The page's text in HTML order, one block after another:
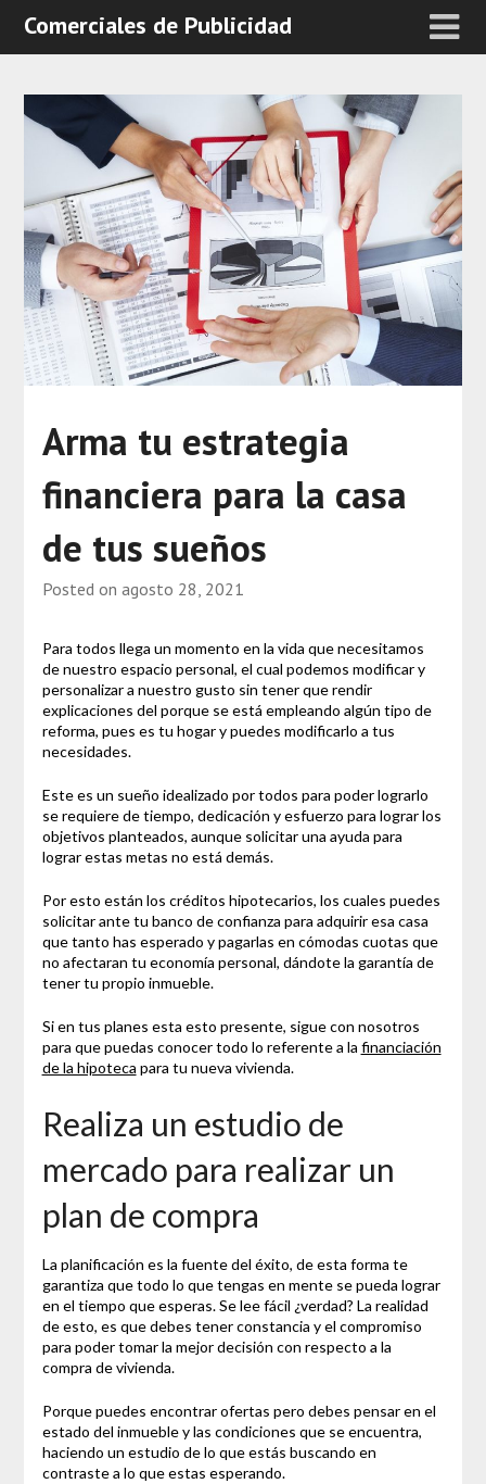
Comerciales de Publicidad
Arma tu estrategia
financiera para la casa
de tus sueños
Posted on agosto 28, 2021
Para todos llega un momento en la vida que necesitamos
de nuestro espacio personal, el cual podemos modificar y
personalizar a nuestro gusto sin tener que rendir
explicaciones del porque se está empleando algún tipo de
reforma, pues es tu hogar y puedes modificarlo a tus
necesidades.
Este es un sueño idealizado por todos para poder lograrlo
se requiere de tiempo, dedicación y esfuerzo para lograr los
objetivos planteados, aunque solicitar una ayuda para
lograr estas metas no está demás.
Por esto están los créditos hipotecarios, los cuales puedes
solicitar ante tu banco de confianza para adquirir esa casa
que tanto has esperado y pagarlas en cómodas cuotas que
no afectaran tu economía personal, dándote la garantía de
tener tu propio inmueble.
Si en tus planes esta esto presente, sigue con nosotros
para que puedas conocer todo lo referente a la financiación
de la hipoteca para tu nueva vivienda.
Realiza un estudio de
mercado para realizar un
plan de compra
La planificación es la fuente del éxito, de esta forma te
garantiza que todo lo que tengas en mente se pueda lograr
en el tiempo que esperas. Se lee fácil ¿verdad? La realidad
de esto, es que debes tener constancia y el compromiso
para poder tomar la mejor decisión con respecto a la
compra de vivienda.
Porque puedes encontrar ofertas pero debes pensar en el
estado del inmueble y las condiciones que se encuentra,
haciendo un estudio de lo que estás buscando en
contraste a lo que estas esperando.